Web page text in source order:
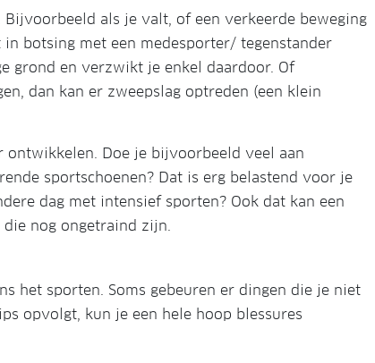
als je valt, of een verkeerde beweging
botsing met een medesporter/ tegenstander
grond en verzwikt je enkel daardoor. Of
dan kan er zweepslag optreden (een klein
ontwikkelen. Doe je bijvoorbeeld veel aan
sportschoenen? Dat is erg belastend voor je
dag met intensief sporten? Ook dat kan een
nog ongetraind zijn.
het sporten. Soms gebeuren er dingen die je niet
opvolgt, kun je een hele hoop blessures